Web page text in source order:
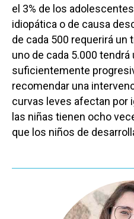
el 3% de los
idiopática o de causa
de cada 500 requerirá
uno de cada 5.000 tendrá
suficientemente
recomendar una
curvas leves afectan por
las niñas tienen ocho
que los niños de